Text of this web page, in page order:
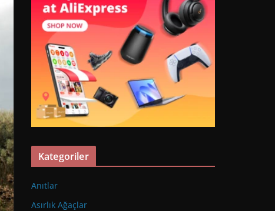
Kategoriler
Anıtlar
Asırlık Ağaçlar